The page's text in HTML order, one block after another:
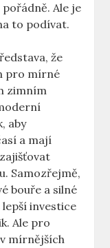
Ale je
to podívat.
že
pro mírné
zimním
aby
a mají
Samozřejmě,
bouře a silné
investice
Ale pro
mírnějších